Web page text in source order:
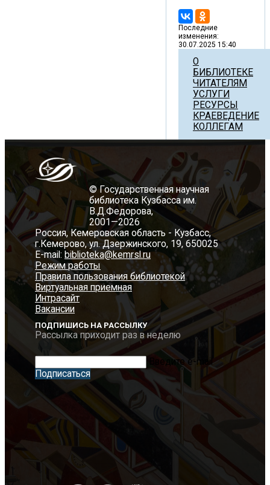
Последние
изменения:
30.07.2025 15:40
О
БИБЛИОТЕКЕ
ЧИТАТЕЛЯМ
УСЛУГИ
РЕСУРСЫ
КРАЕВЕДЕНИЕ
КОЛЛЕГАМ
© Государственная научная
библиотека Кузбасса им.
В.Д.Федорова,
2001—2026
Россия, Кемеровская область - Кузбасс,
г.Кемерово, ул. Дзержинского, 19, 650025
E-mail: biblioteka@kemrsl.ru
Режим работы
Правила пользования библиотекой
Виртуальная приемная
Интрасайт
Вакансии
ПОДПИШИСЬ НА РАССЫЛКУ
Рассылка приходит раз в неделю
Введите e-mail
Подписаться